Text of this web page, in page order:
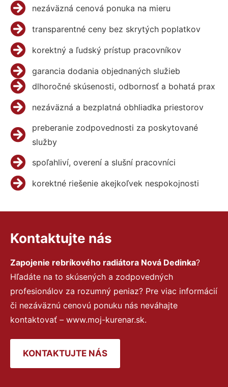
nezáväzná cenová ponuka na mieru
transparentné ceny bez skrytých poplatkov
korektný a ľudský prístup pracovníkov
garancia dodania objednaných služieb
dlhoročné skúsenosti, odbornosť a bohatá prax
nezáväzná a bezplatná obhliadka priestorov
preberanie zodpovednosti za poskytované
služby
spoľahliví, overení a slušní pracovníci
korektné riešenie akejkoľvek nespokojnosti
Kontaktujte nás
Zapojenie rebríkového radiátora Nová Dedinka?
Hľadáte na to skúsených a zodpovedných
profesionálov za rozumný peniaz? Pre viac informácií
či nezáväznú cenovú ponuku nás neváhajte
kontaktovať – www.moj-kurenar.sk.
KONTAKTUJTE NÁS